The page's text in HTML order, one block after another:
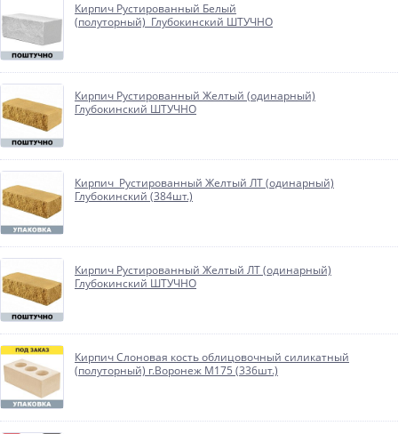
Кирпич Рустированный Белый
(полуторный) Глубокинский ШТУЧНО
Кирпич Рустированный Желтый (одинарный)
Глубокинский ШТУЧНО
Кирпич Рустированный Желтый ЛТ (одинарный)
Глубокинский (384шт.)
Кирпич Рустированный Желтый ЛТ (одинарный)
Глубокинский ШТУЧНО
Кирпич Слоновая кость облицовочный силикатный
(полуторный) г.Воронеж М175 (336шт.)